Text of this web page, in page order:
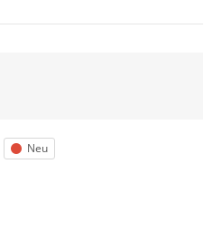
Status
Neu